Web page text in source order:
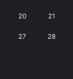
20 21
27 28